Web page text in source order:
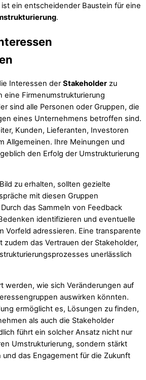
ein entscheidender Baustein für eine
.
Interessen der Stakeholder zu
eine Firmenumstrukturierung
sind alle Personen oder Gruppen, die
eines Unternehmens betroffen sind.
Kunden, Lieferanten, Investoren
Allgemeinen. Ihre Meinungen und
den Erfolg der Umstrukturierung
zu erhalten, sollten gezielte
mit diesen Gruppen
das Sammeln von Feedback
identifizieren und eventuelle
Vorfeld adressieren. Eine transparente
zudem das Vertrauen der Stakeholder,
unerlässlich
werden, wie sich Veränderungen auf
auswirken könnten.
ermöglicht es, Lösungen zu finden,
als auch die Stakeholder
führt ein solcher Ansatz nicht nur
Umstrukturierung, sondern stärkt
das Engagement für die Zukunft